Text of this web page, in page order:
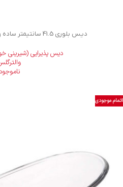
دیس بلوری 41.5 سانتیمتر ساده وینکس والترگلس 1214349
دیس پذیرایی (شیرینی
اتمام موجودی